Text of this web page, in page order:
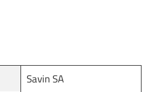
Savin SA